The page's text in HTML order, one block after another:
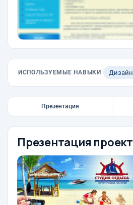
ИСПОЛЬЗУЕМЫЕ НАВЫКИ Дизайн
Презентация
Презентация